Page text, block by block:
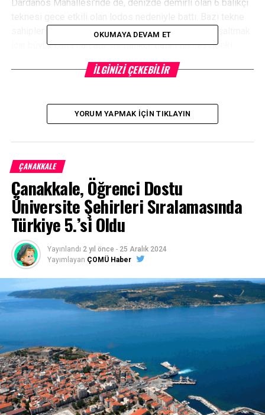
Dardanos Mahallesi’nde de, denizde demirli olan 6 balıkçı
sahipleri sabah batan teknelerinin içindeki suyu boşaltmak
için büyük çaba harcadı. Bir balıkçı, batan teknesindeki
suyu boşaltıp, tekrar yüzdürebilmek için uğraşırken, bir
yandan da dalgalarla da mücadele etmeye çalıştı.
OKUMAYA DEVAM ET
İLGINIZI ÇEKEBILIR
YORUM YAPMAK İÇIN TIKLAYIN
ÇANAKKALE
Çanakkale, Öğrenci Dostu
Üniversite Şehirleri Sıralamasında
Türkiye 5.’si Oldu
Yayınlandı 2 yıl önce - 25 Aralık 2024
Yayımlayan ÇOMÜ Haber